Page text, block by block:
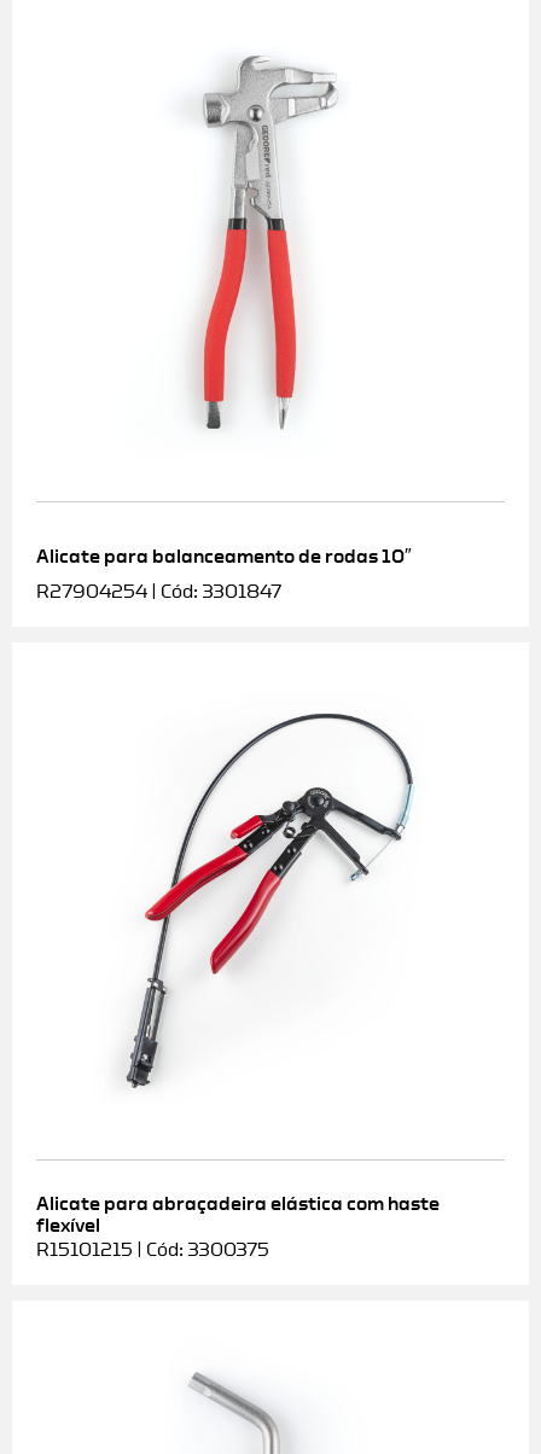
Alicate para balanceamento de rodas 10″
R27904254 | Cód: 3301847
Alicate para abraçadeira elástica com haste
flexível
R15101215 | Cód: 3300375